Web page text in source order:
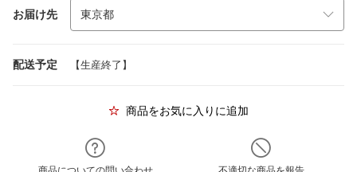
お届け先
配送予定 【生産終了】
商品をお気に入りに追加